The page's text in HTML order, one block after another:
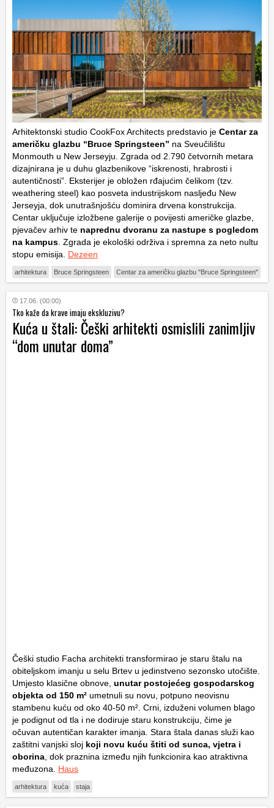
Arhitektonski studio CookFox Architects predstavio je Centar za
američku glazbu “Bruce Springsteen” na Sveučilištu
Monmouth u New Jerseyju. Zgrada od 2.790 četvornih metara
dizajnirana je u duhu glazbenikove “iskrenosti, hrabrosti i
autentičnosti”. Eksterijer je obložen rđajućim čelikom (tzv.
weathering steel) kao posveta industrijskom nasljeđu New
Jerseyja, dok unutrašnjošću dominira drvena konstrukcija.
Centar uključuje izložbene galerije o povijesti američke glazbe,
pjevačev arhiv te naprednu dvoranu za nastupe s pogledom
na kampus. Zgrada je ekološki održiva i spremna za neto nultu
stopu emisija. Dezeen
arhitektura Bruce Springsteen Centar za američku glazbu "Bruce Springsteen"
17.06. (00:00)
Tko kaže da krave imaju ekskluzivu?
Kuća u štali: Češki arhitekti osmislili zanimljiv
“dom unutar doma”
Češki studio Facha architekti transformirao je staru štalu na
obiteljskom imanju u selu Brtev u jedinstveno sezonsko utočište.
Umjesto klasične obnove, unutar postojećeg gospodarskog
objekta od 150 m² umetnuli su novu, potpuno neovisnu
stambenu kuću od oko 40-50 m². Crni, izduženi volumen blago
je podignut od tla i ne dodiruje staru konstrukciju, čime je
očuvan autentičan karakter imanja. Stara štala danas služi kao
zaštitni vanjski sloj koji novu kuću štiti od sunca, vjetra i
oborina, dok praznina između njih funkcionira kao atraktivna
međuzona. Haus
arhitektura kuća staja